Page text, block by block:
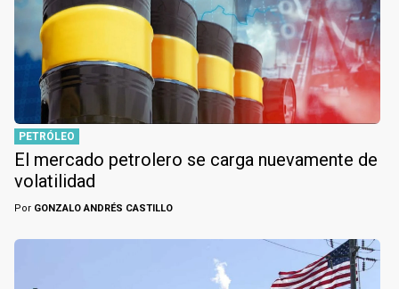
PETRÓLEO
El mercado petrolero se carga nuevamente de
volatilidad
Por GONZALO ANDRÉS CASTILLO